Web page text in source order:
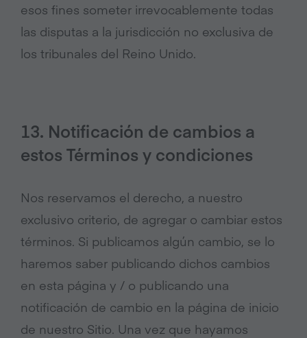
esos fines someter irrevocablemente todas
las disputas a la jurisdicción no exclusiva de
los tribunales del Reino Unido.
13. Notificación de cambios a
estos Términos y condiciones
Nos reservamos el derecho, a nuestro
exclusivo criterio, de agregar o cambiar estos
términos. Si publicamos algún cambio, se lo
haremos saber publicando dichos cambios
en esta página y / o publicando una
notificación de cambio en la página de inicio
de nuestro Sitio. Una vez que hayamos